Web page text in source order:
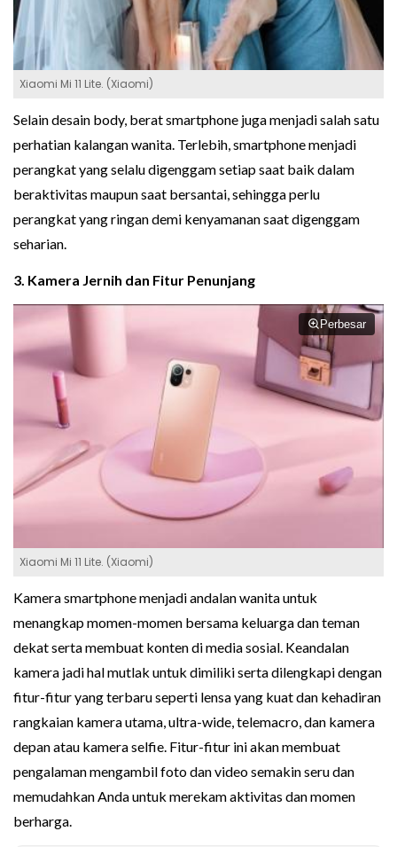
Xiaomi Mi 11 Lite. (Xiaomi)
Selain desain body, berat smartphone juga menjadi salah satu
perhatian kalangan wanita. Terlebih, smartphone menjadi
perangkat yang selalu digenggam setiap saat baik dalam
beraktivitas maupun saat bersantai, sehingga perlu
perangkat yang ringan demi kenyamanan saat digenggam
seharian.
3. Kamera Jernih dan Fitur Penunjang
Perbesar
Xiaomi Mi 11 Lite. (Xiaomi)
Kamera smartphone menjadi andalan wanita untuk
menangkap momen-momen bersama keluarga dan teman
dekat serta membuat konten di media sosial. Keandalan
kamera jadi hal mutlak untuk dimiliki serta dilengkapi dengan
fitur-fitur yang terbaru seperti lensa yang kuat dan kehadiran
rangkaian kamera utama, ultra-wide, telemacro, dan kamera
depan atau kamera selfie. Fitur-fitur ini akan membuat
pengalaman mengambil foto dan video semakin seru dan
memudahkan Anda untuk merekam aktivitas dan momen
berharga.